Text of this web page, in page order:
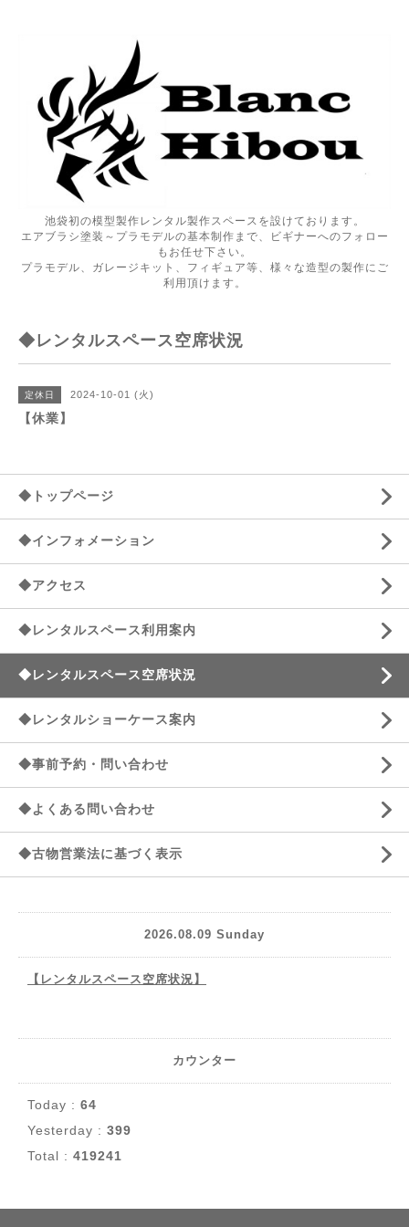
池袋初の模型製作レンタル製作スペースを設けております。
エアブラシ塗装～プラモデルの基本制作まで、ビギナーへのフォロー
もお任せ下さい。
プラモデル、ガレージキット、フィギュア等、様々な造型の製作にご
利用頂けます。
◆レンタルスペース空席状況
定休日 2024-10-01 (火)
【休業】
◆トップページ
◆インフォメーション
◆アクセス
◆レンタルスペース利用案内
◆レンタルスペース空席状況
◆レンタルショーケース案内
◆事前予約・問い合わせ
◆よくある問い合わせ
◆古物営業法に基づく表示
2026.08.09 Sunday
【レンタルスペース空席状況】
カウンター
Today : 64
Yesterday : 399
Total : 419241